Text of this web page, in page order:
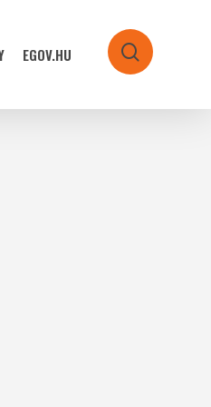
EGOV.HU search